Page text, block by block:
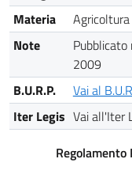
Materia
Note
Pubblicato
2009
B.U.R.P.
Vai al
Iter Legis Vai all'Iter